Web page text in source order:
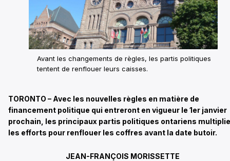
Avant les changements de règles, les partis politiques
tentent de renflouer leurs caisses.
TORONTO – Avec les nouvelles règles en matière de
financement politique qui entreront en vigueur le 1er janvier
prochain, les principaux partis politiques ontariens
les efforts pour renflouer les coffres avant la date butoir.
JEAN-FRANÇOIS MORISSETTE